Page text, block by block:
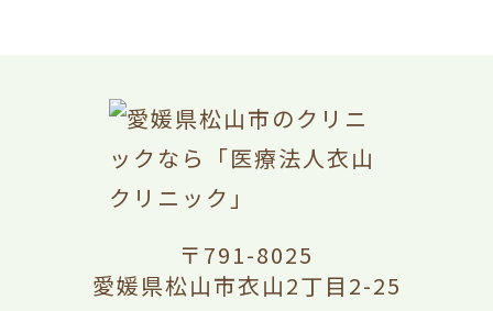
〒791-8025
愛媛県松山市衣山2丁目2-25